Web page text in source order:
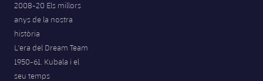
2008-20 Els millors
anys de la nostra
història
L'era del Dream Team
1950-61. Kubala i el
seu temps